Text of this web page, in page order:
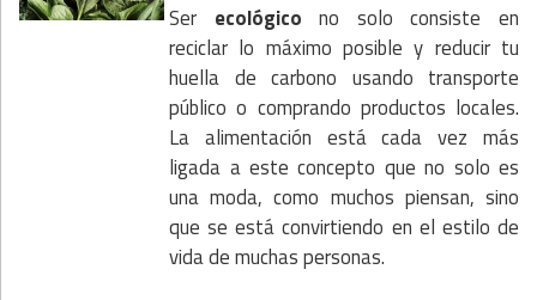
Ser ecológico no solo consiste en
reciclar lo máximo posible y reducir tu
huella de carbono usando transporte
público o comprando productos locales.
La alimentación está cada vez más
ligada a este concepto que no solo es
una moda, como muchos piensan, sino
que se está convirtiendo en el estilo de
vida de muchas personas.